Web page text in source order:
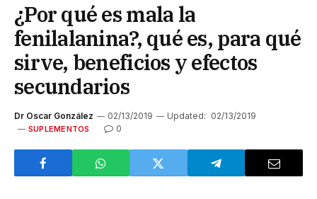
¿Por qué es mala la
fenilalanina?, qué es, para qué
sirve, beneficios y efectos
secundarios
Dr Oscar González 02/13/2019 Updated: 02/13/2019
SUPLEMENTOS 0